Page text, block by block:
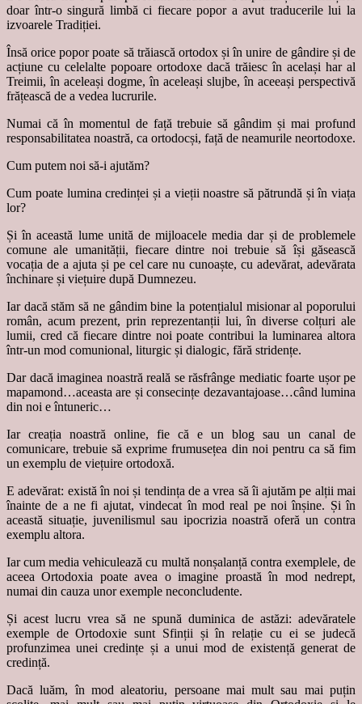
doar într-o singură limbă ci fiecare popor a avut traducerile lui la
izvoarele Tradiției.
Însă orice popor poate să trăiască ortodox și în unire de gândire și de
acțiune cu celelalte popoare ortodoxe dacă trăiesc în același har al
Treimii, în aceleași dogme, în aceleași slujbe, în aceeași perspectivă
frățească de a vedea lucrurile.
Numai că în momentul de față trebuie să gândim și mai profund
responsabilitatea noastră, ca ortodocși, față de neamurile neortodoxe.
Cum putem noi să-i ajutăm?
Cum poate lumina credinței și a vieții noastre să pătrundă și în viața
lor?
Și în această lume unită de mijloacele media dar și de problemele
comune ale umanității, fiecare dintre noi trebuie să își găsească
vocația de a ajuta și pe cel care nu cunoaște, cu adevărat, adevărata
închinare și viețuire după Dumnezeu.
Iar dacă stăm să ne gândim bine la potențialul misionar al poporului
român, acum prezent, prin reprezentanții lui, în diverse colțuri ale
lumii, cred că fiecare dintre noi poate contribui la luminarea altora
într-un mod comunional, liturgic și dialogic, fără stridențe.
Dar dacă imaginea noastră reală se răsfrânge mediatic foarte ușor pe
mapamond…aceasta are și consecințe dezavantajoase…când lumina
din noi e întuneric…
Iar creația noastră online, fie că e un blog sau un canal de
comunicare, trebuie să exprime frumusețea din noi pentru ca să fim
un exemplu de viețuire ortodoxă.
E adevărat: există în noi și tendința de a vrea să îi ajutăm pe alții mai
înainte de a ne fi ajutat, vindecat în mod real pe noi înșine. Și în
această situație, juvenilismul sau ipocrizia noastră oferă un contra
exemplu altora.
Iar cum media vehiculează cu multă nonșalanță contra exemplele, de
aceea Ortodoxia poate avea o imagine proastă în mod nedrept,
numai din cauza unor exemple neconcludente.
Și acest lucru vrea să ne spună duminica de astăzi: adevăratele
exemple de Ortodoxie sunt Sfinții și în relație cu ei se judecă
profunzimea unei credințe și a unui mod de existență generat de
credință.
Dacă luăm, în mod aleatoriu, persoane mai mult sau mai puțin